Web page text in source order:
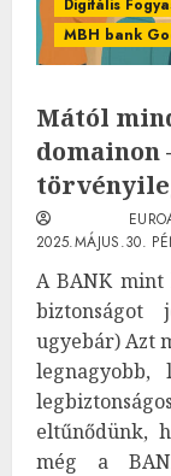
Digitális
MBH bank
Mától
domainon
2025.MÁJUS.30.
A BANK
ugyebár) Azt
eltűnődünk,
még a